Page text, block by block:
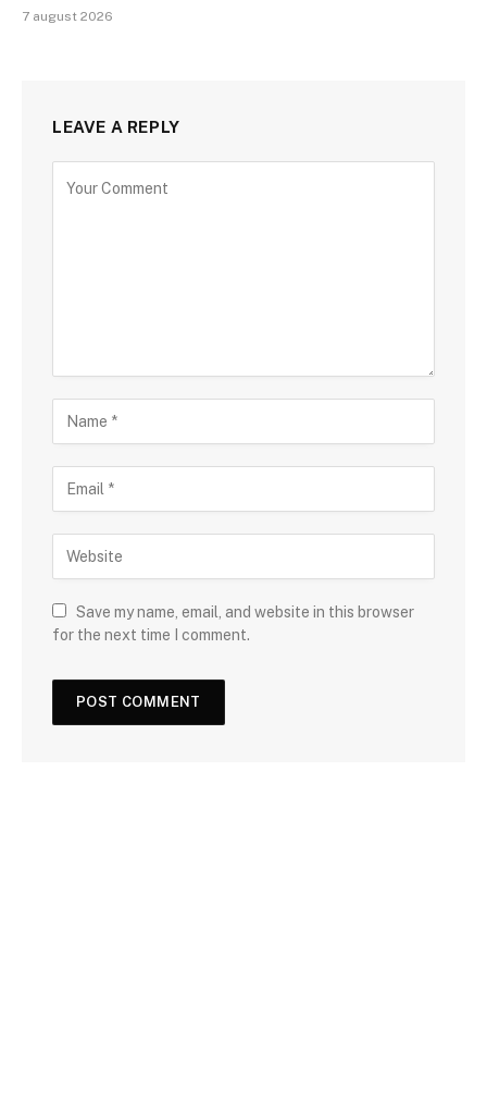
7 august 2026
LEAVE A REPLY
Save my name, email, and website in this browser
for the next time I comment.